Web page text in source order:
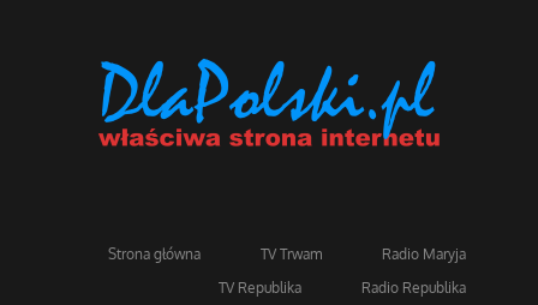
Strona główna TV Trwam
Radio Maryja
TV Republika
Radio Republika